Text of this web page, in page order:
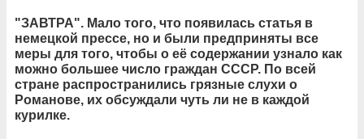
"ЗАВТРА". Мало того, что появилась статья в
немецкой прессе, но и были предприняты все
меры для того, чтобы о её содержании узнало как
можно большее число граждан СССР. По всей
стране распространились грязные слухи о
Романове, их обсуждали чуть ли не в каждой
курилке.